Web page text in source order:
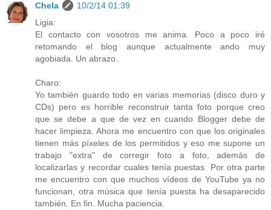
Chela
10/2/14 01:39
Ligia:
El contacto con vosotros me anima. Poco a poco iré
retomando el blog aunque actualmente ando muy
agobiada. Un abrazo.
Charo:
Yo también guardo todo en varias memorias (disco duro y
CDs) pero es horrible reconstruir tanta foto porque creo
que se debe a que de vez en cuando Blogger debe de
hacer limpieza. Ahora me encuentro con que los originales
tienen más píxeles de los permitidos y eso me supone un
trabajo "extra" de corregir foto a foto, además de
localizarlas y recordar cuales tenía puestas. Por otra parte
me encuentro con que muchos vídeos de YouTube ya no
funcionan, otra música que tenía puesta ha desaparecido
también. En fin. Mucha paciencia.